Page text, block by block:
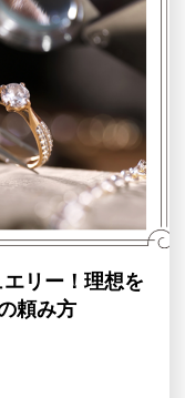
エリー！理想を
頼み方